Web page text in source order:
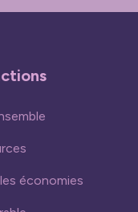
économies